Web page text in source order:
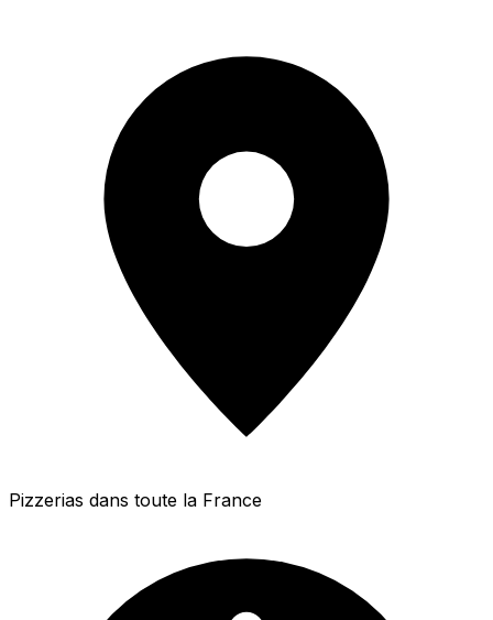
Pizzerias dans toute la France